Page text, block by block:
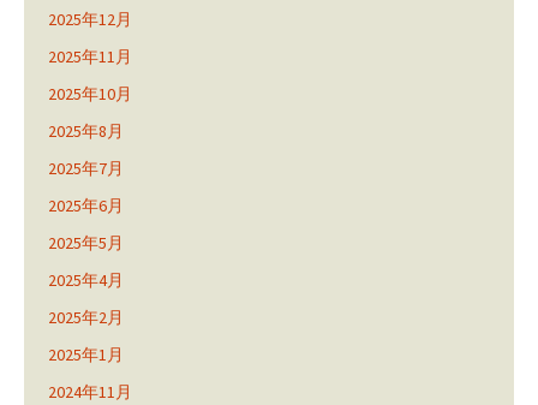
2025年12月
2025年11月
2025年10月
2025年8月
2025年7月
2025年6月
2025年5月
2025年4月
2025年2月
2025年1月
2024年11月